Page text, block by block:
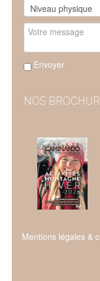
Envoyer
NOS
Mentions légales &